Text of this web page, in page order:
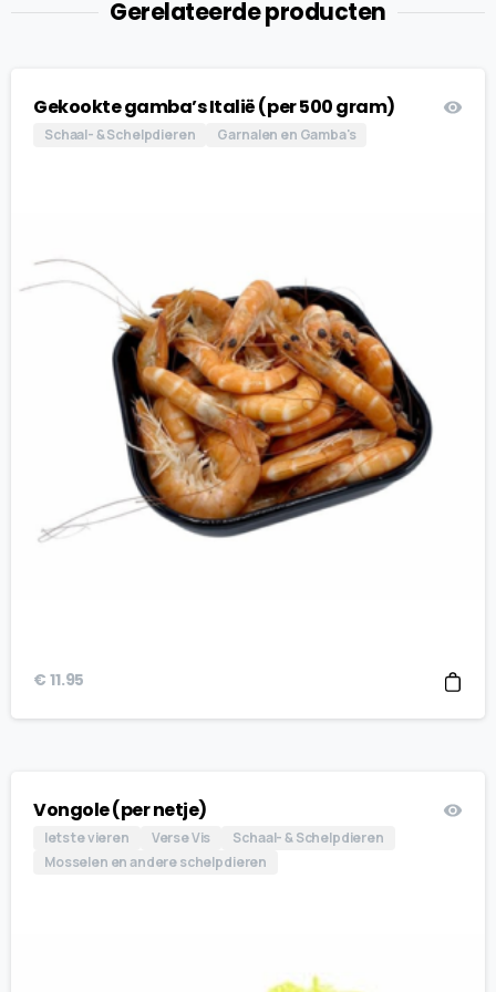
Gerelateerde producten
Gekookte gamba’s Italië (per 500 gram)
Schaal- & Schelpdieren Garnalen en Gamba's
€ 11.95
Vongole (per netje)
Iets te vieren Verse Vis
Schaal- & Schelpdieren
Mosselen en andere schelpdieren